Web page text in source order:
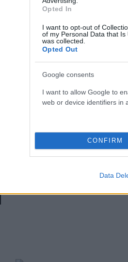
Opted In
I want to opt-out of
of my Personal Data that
was collected.
Opted Out
Google consents
I want to allow Google to
web or device identifiers in
CONFIRM
Data
Πανζουρλισμός στην
Σαλάχ - Χιλιάδες κόσμου
της Τραμπζονσπόρ (video)